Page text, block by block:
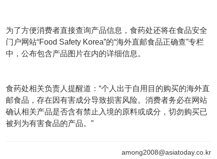
为了方便消费者直接查询产品信息，食药处还将在食品安全
门户网站“Food Safety Korea”的“海外直邮食品正确查”专栏
中，公布包含产品图片在内的详细信息。
食药处相关负责人提醒道：“个人出于自用目的购买的海外直
邮食品，存在因有害成分导致损害风险。消费者务必在网站
确认相关产品是否含有禁止入境的原料或成分，切勿购买已
被列为有害食品的产品。”
among2008@asiatoday.co.kr